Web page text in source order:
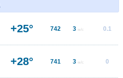
+25° 742 3 м/с 0.1
+28° 741 3 м/с 0